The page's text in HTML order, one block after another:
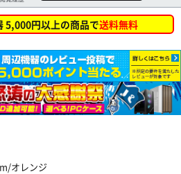
5,000円以上の商品で送料無料
オレンジ